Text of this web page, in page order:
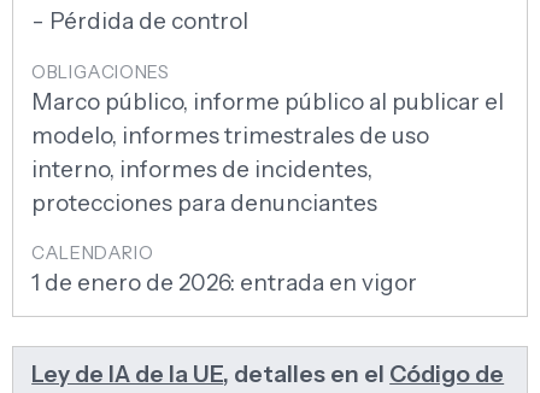
- Pérdida de control
Marco público, informe público al publicar el
modelo, informes trimestrales de uso
interno, informes de incidentes,
protecciones para denunciantes
1 de enero de 2026: entrada en vigor
Ley de IA de la UE, detalles en el Código de